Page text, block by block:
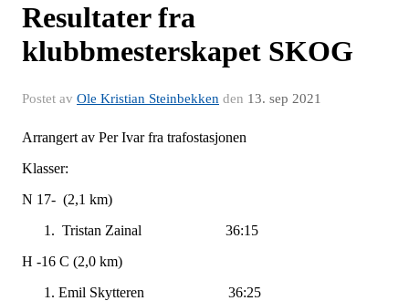
Resultater fra
klubbmesterskapet SKOG
Postet av Ole Kristian Steinbekken den 13. sep 2021
Arrangert av Per Ivar fra trafostasjonen
Klasser:
N 17- (2,1 km)
Tristan Zainal 36:15
H -16 C (2,0 km)
Emil Skytteren 36:25